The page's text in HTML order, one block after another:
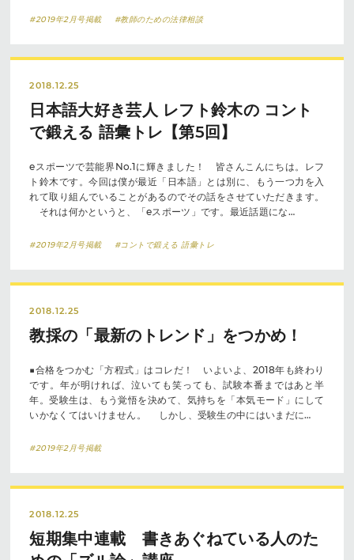
#2019年2月号掲載 #教師のための法律相談
2018.12.25
日本語大好き芸人 レフト鈴木の コント
で鍛える 語彙トレ【第5回】
eスポーツで芸能界No.1に輝きました！ 皆さんこんにちは。レフ
ト鈴木です。今回は僕が最近「日本語」とは別に、もう一つ力を入
れて取り組んでいることがあるのでその話をさせていただきます。
それは何かというと、「eスポーツ」です。最近話題にな…
#2019年2月号掲載 #コントで鍛える 語彙トレ
2018.12.25
教採の「最新のトレンド」をつかめ！
■合格をつかむ「方程式」はコレだ！ いよいよ、2018年も終わり
です。年が明ければ、泣いても笑っても、試験本番まではあと半
年。受験生は、もう覚悟を決めて、気持ちを「本気モード」にして
いかなくてはいけません。 しかし、受験生の中にはいまだに…
#2019年2月号掲載
2018.12.25
短期集中連載 書きあぐねている人のた